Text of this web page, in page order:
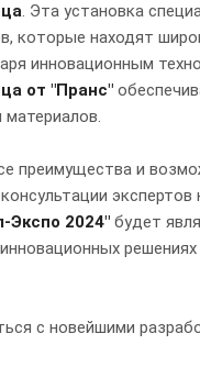
. Эта установка
которые находят
инновационным
от "Пранс"
преимущества и
экспертов
Экспо 2024" будет
с новейшими